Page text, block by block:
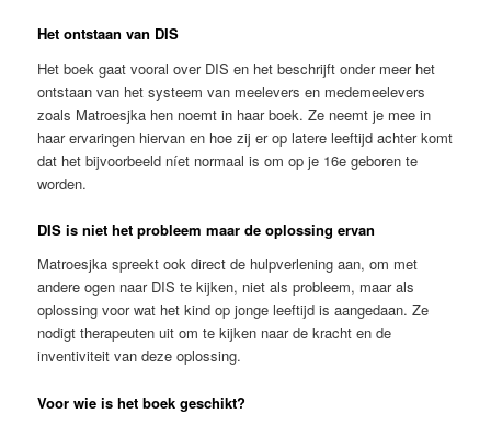
Het ontstaan van DIS
Het boek gaat vooral over DIS en het beschrijft onder meer het
ontstaan van het systeem van meelevers en medemeelevers
zoals Matroesjka hen noemt in haar boek. Ze neemt je mee in
haar ervaringen hiervan en hoe zij er op latere leeftijd achter komt
dat het bijvoorbeeld níet normaal is om op je 16e geboren te
worden.
DIS is niet het probleem maar de oplossing ervan
Matroesjka spreekt ook direct de hulpverlening aan, om met
andere ogen naar DIS te kijken, niet als probleem, maar als
oplossing voor wat het kind op jonge leeftijd is aangedaan. Ze
nodigt therapeuten uit om te kijken naar de kracht en de
inventiviteit van deze oplossing.
Voor wie is het boek geschikt?